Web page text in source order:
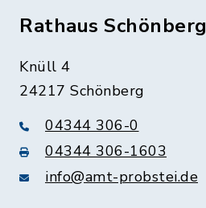
Rathaus Schönberg
Knüll 4
24217 Schönberg
04344 306-0
04344 306-1603
info@amt-probstei.de